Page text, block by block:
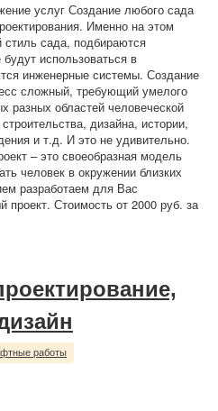
услуг Создание любого сада
Именно на этом
сада, подбираются
использоваться в
инженерные системы. Создание
сложный, требующий умелого
разных областей человеческой
дизайна, истории,
и т.д. И это не удивительно.
– это своеобразная модель
человек в окружении близких
разработаем для Вас
Стоимость от 2000 руб. за
работы